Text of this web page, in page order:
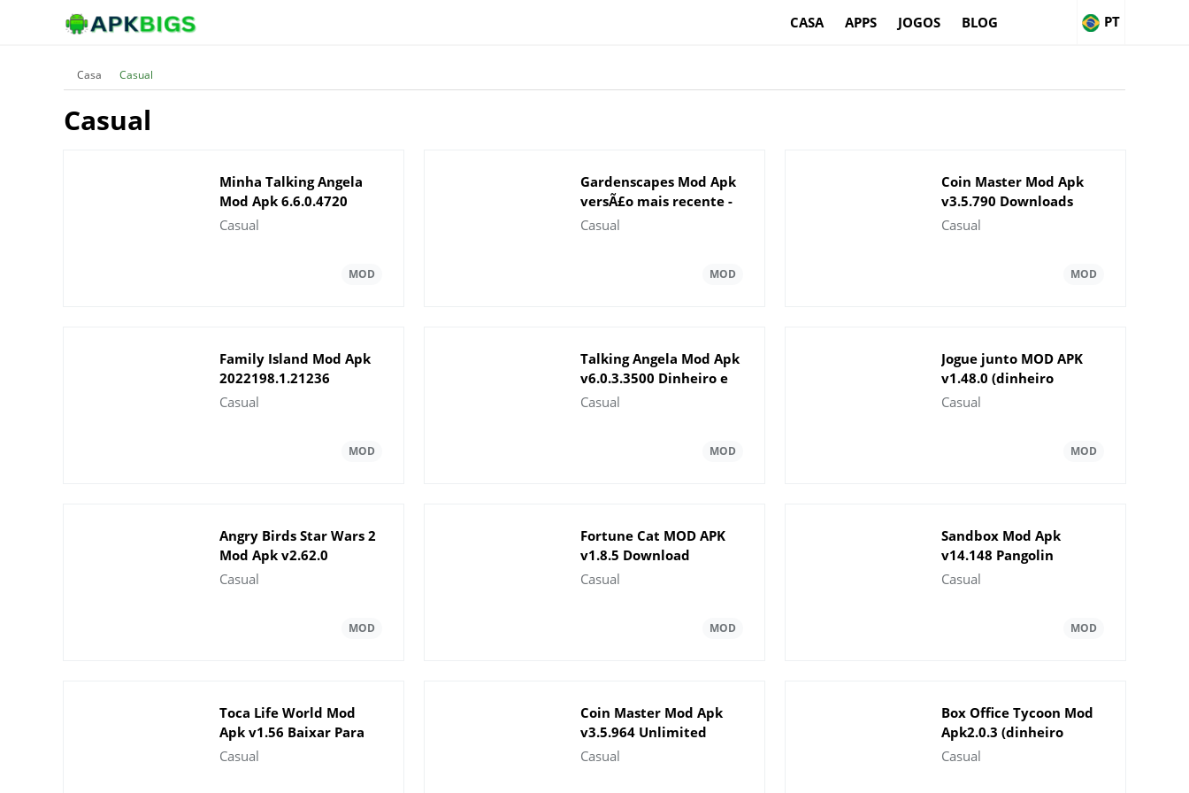
CASA APPS JOGOS BLOG PT
Casa Casual
Casual
Minha Talking Angela
Mod Apk 6.6.0.4720
Baixe a versÃ£o mais
Casual
Gardenscapes Mod Apk
versÃ£o mais recente -
Gardenscapes
Casual
Coin Master Mod Apk
v3.5.790 Downloads
2023
Casual
Family Island Mod Apk
2022198.1.21236
VersÃ£o mais recente
Casual
Talking Angela Mod Apk
v6.0.3.3500 Dinheiro e
gemas ilimitados
Casual
Jogue junto MOD APK
v1.48.0 (dinheiro
ilimitado)
Casual
Angry Birds Star Wars 2
Mod Apk v2.62.0
Dinheiro Ilimitado
Casual
Fortune Cat MOD APK
v1.8.5 Download
ilimitado de pontos de
Casual
Sandbox Mod Apk
v14.148 Pangolin
Premium Desbloqueado
Casual
Toca Life World Mod
Apk v1.56 Baixar Para
Android
Casual
Coin Master Mod Apk
v3.5.964 Unlimited
Tudo
Casual
Box Office Tycoon Mod
Apk2.0.3 (dinheiro
ilimitado versÃ£o mais
Casual